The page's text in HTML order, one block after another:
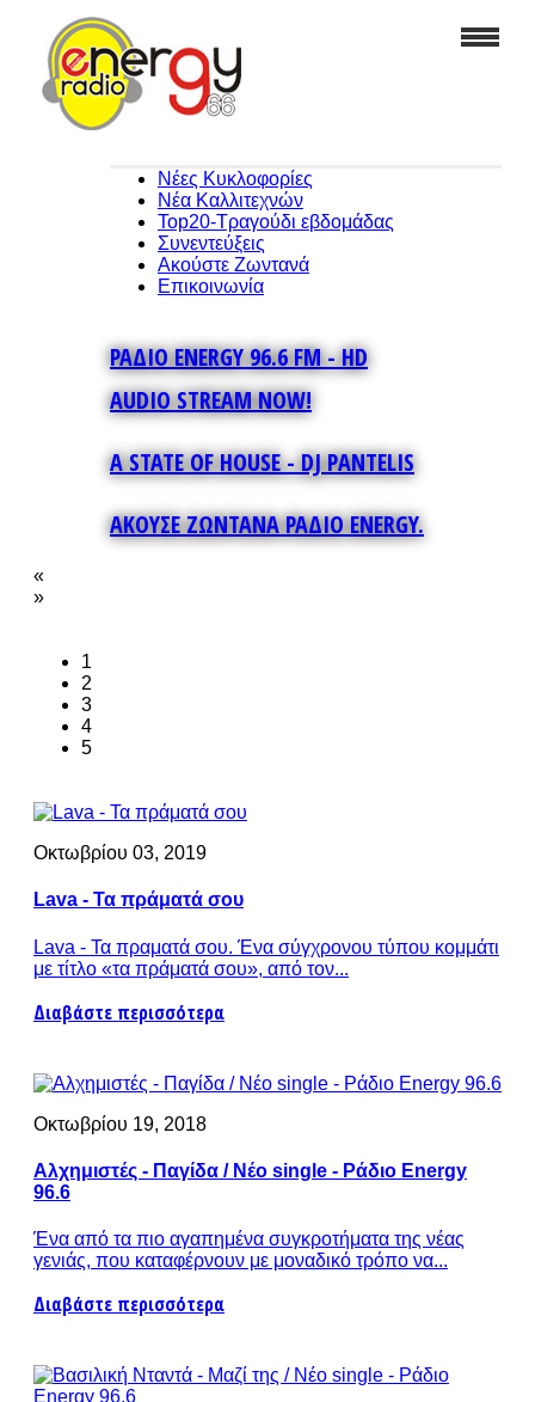
Νέες Κυκλοφορίες
Νέα Καλλιτεχνών
Top20-Τραγούδι εβδομάδας
Συνεντεύξεις
Ακούστε Ζωντανά
Επικοινωνία
ΡΑΔΙΟ ENERGY 96.6 FM - HD
AUDIO STREAM NOW!
A STATE OF HOUSE - DJ PANTELIS
ΑΚΟΥΣΕ ΖΩΝΤΑΝΑ ΡΑΔΙΟ ENERGY.
«
»
1
2
3
4
5
Οκτωβρίου 03, 2019
Lava - Τα πράματά σου
Lava - Τα πραματά σου. Ένα σύγχρονου τύπου κομμάτι
με τίτλο «τα πράματά σου», από τον...
Διαβάστε περισσότερα
Οκτωβρίου 19, 2018
Αλχημιστές - Παγίδα / Νέο single - Ράδιο Energy
96.6
Ένα από τα πιο αγαπημένα συγκροτήματα της νέας
γενιάς, που καταφέρνουν με μοναδικό τρόπο να...
Διαβάστε περισσότερα